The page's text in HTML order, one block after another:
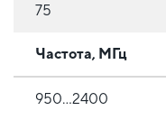
75
Частота, МГц
950...2400